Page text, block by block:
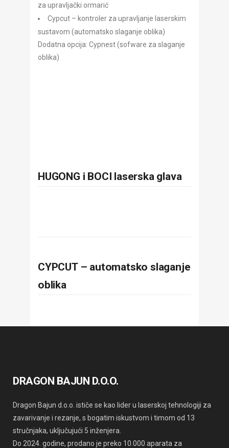
za upravljački ormarić
Cypcut – kontroler za upravljanje laserskim
sustavom (automatsko slaganje oblika)
Dodatna opcija: Cypnest (sofware za slaganje
oblika)
HUGONG i BOCI laserska glava
CYPCUT – automatsko slaganje
oblika
DRAGON BAJUN D.O.O.
Dragon Bajun d.o.o. ističe se kao lider u laserskoj tehnologiji za
zavarivanje i rezanje, s bogatim iskustvom i timom od 13
stručnjaka, uključujući 5 inženjera.
Do 2024. godine, prodano je preko 10.000 aparata za